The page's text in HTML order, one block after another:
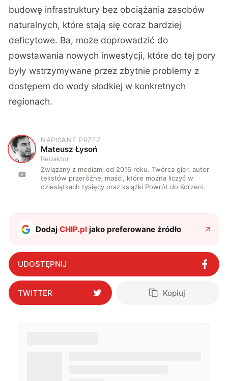
budowę infrastruktury bez obciążania zasobów
naturalnych, które stają się coraz bardziej
deficytowe. Ba, może doprowadzić do
powstawania nowych inwestycji, które do tej pory
były wstrzymywane przez zbytnie problemy z
dostępem do wody słodkiej w konkretnych
regionach.
M
NAPISANE PRZEZ
Mateusz Łysoń
Redaktor
Związany z mediami od 2016 roku. Twórca gier, autor
tekstów przeróżnej maści, które można liczyć w
dziesiątkach tysięcy oraz książki Powrót do Korzeni.
DodajCHIP.pl jako preferowane źródło
UDOSTĘPNIJ
TWITTER Kopiuj